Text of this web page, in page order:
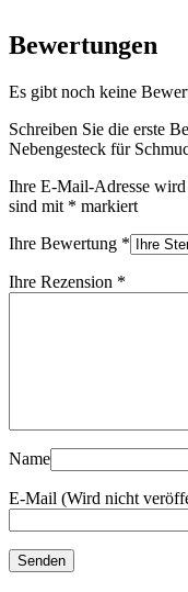
Bewertungen
Es gibt noch keine
Schreiben Sie die erste
Nebengesteck für
Ihre E-Mail-Adresse
sind mit * markiert
Ihre Bewertung *
Ihre Rezension *
Name
E-Mail (Wird nicht